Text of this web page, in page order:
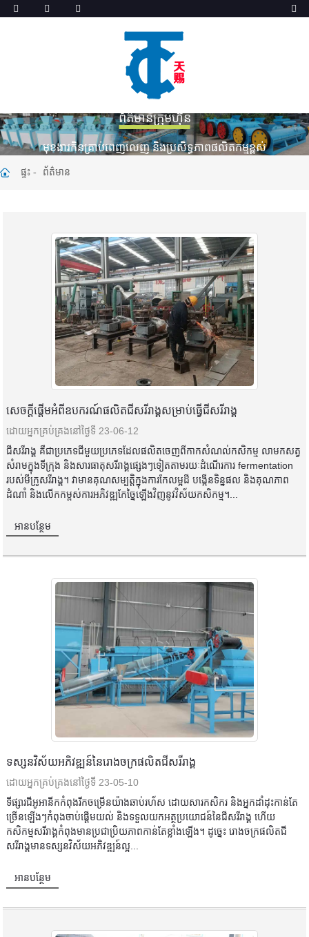
ព័ត៌មានក្រុមហ៊ុន
មុខងារ​កិន​គ្រាប់​ពេញលេញ និង​ប្រសិទ្ធភាព​ផលិតកម្ម​ខ្ពស់
ផ្ទះ ព័ត៌មាន
សេចក្តីផ្តើមអំពីឧបករណ៍ផលិតជីសរីរាង្គសម្រាប់ធ្វើជីសរីរាង្គ
ដោយអ្នកគ្រប់គ្រងនៅថ្ងៃទី 23-06-12
ជីសរីរាង្គ គឺជាប្រភេទជីមួយប្រភេទដែលផលិតចេញពីកាកសំណល់កសិកម្ម លាមកសត្វ
សំរាមក្នុងទីក្រុង និងសារធាតុសរីរាង្គផ្សេងៗទៀតតាមរយៈដំណើរការ fermentation
របស់មីក្រូសរីរាង្គ។ វាមានគុណសម្បត្តិក្នុងការកែលម្អដី បង្កើនទិន្នផល និងគុណភាព
ដំណាំ និងលើកកម្ពស់ការអភិវឌ្ឍកែច្នៃឡើងវិញនូវវិស័យកសិកម្ម។...
អានបន្ថែម
ទស្សនវិស័យអភិវឌ្ឍន៍នៃរោងចក្រផលិតជីសរីរាង្គ
ដោយអ្នកគ្រប់គ្រងនៅថ្ងៃទី 23-05-10
ទីផ្សារជីអូអានីកកំពុងរីកចម្រើនយ៉ាងឆាប់រហ័ស ដោយសារកសិករ និងអ្នកដាំដុះកាន់តែ
ច្រើនឡើងៗកំពុងចាប់ផ្តើមយល់ និងទទួលយកអត្ថប្រយោជន៍នៃជីសរីរាង្គ ហើយ
កសិកម្មសរីរាង្គកំពុងមានប្រជាប្រិយភាពកាន់តែខ្លាំងឡើង។ ដូច្នេះ រោងចក្រផលិតជី
សរីរាង្គមានទស្សនវិស័យអភិវឌ្ឍន៍ល្អ...
អានបន្ថែម